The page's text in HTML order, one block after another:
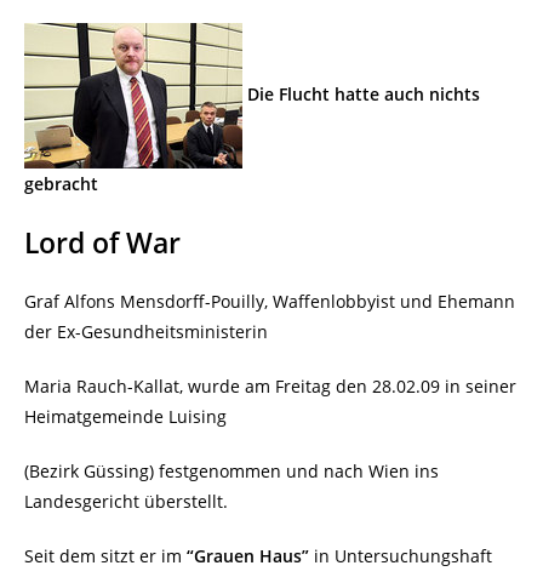
Die Flucht hatte auch nichts
gebracht
Lord of War
Graf Alfons Mensdorff-Pouilly, Waffenlobbyist und Ehemann
der Ex-Gesundheitsministerin
Maria Rauch-Kallat, wurde am Freitag den 28.02.09 in seiner
Heimatgemeinde Luising
(Bezirk Güssing) festgenommen und nach Wien ins
Landesgericht überstellt.
Seit dem sitzt er im “Grauen Haus” in Untersuchungshaft